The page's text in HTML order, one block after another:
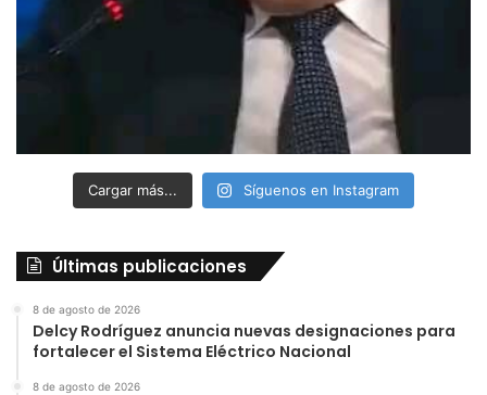
Cargar más... Síguenos en Instagram
Últimas publicaciones
8 de agosto de 2026
Delcy Rodríguez anuncia nuevas designaciones para
fortalecer el Sistema Eléctrico Nacional
8 de agosto de 2026